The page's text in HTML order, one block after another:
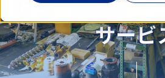
企業情報
お役立ち記事
採用情報
サービ